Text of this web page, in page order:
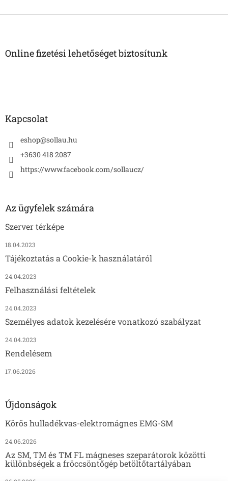
L
Online fizetési lehetőséget biztosítunk
Kapcsolat
eshop@sollau.hu
+3630 418 2087
https://www.facebook.com/sollaucz/
Az ügyfelek számára
Szerver térképe
18.04.2023
Tájékoztatás a Cookie-k használatáról
24.04.2023
Felhasználási feltételek
24.04.2023
Személyes adatok kezelésére vonatkozó szabályzat
24.04.2023
Rendelésem
17.06.2026
Újdonságok
Körös hulladékvas-elektromágnes EMG-SM
24.06.2026
Az SM, TM és TM FL mágneses szeparátorok közötti
különbségek a fröccsöntőgép betöltőtartályában